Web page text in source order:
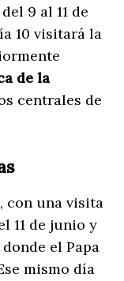
9 al 11 de
10 visitará la
de la
centrales de
con una visita
11 de junio y
donde el Papa
mismo día